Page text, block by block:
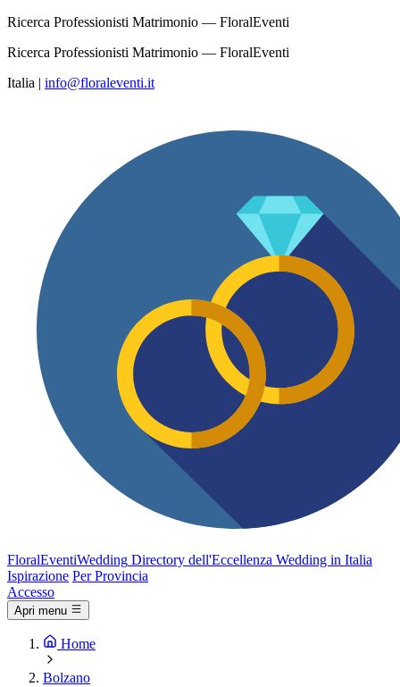
Ricerca Professionisti Matrimonio — FloralEventi
Ricerca Professionisti Matrimonio — FloralEventi
Italia | info@floraleventi.it
FloralEventiWedding Directory dell'Eccellenza Wedding in Italia
Ispirazione Per Provincia
Accesso
Apri menu
Home
Bolzano